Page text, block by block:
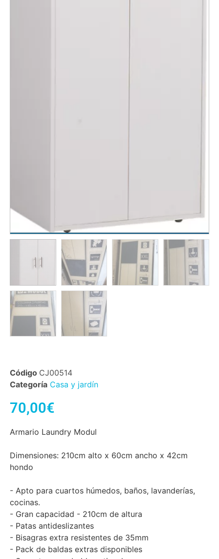
Código CJ00514
Categoría Casa y jardín
70,00€
Armario Laundry Modul
Dimensiones: 210cm alto x 60cm ancho x 42cm
hondo
- Apto para cuartos húmedos, baños, lavanderías,
cocinas.
- Gran capacidad - 210cm de altura
- Patas antideslizantes
- Bisagras extra resistentes de 35mm
- Pack de baldas extras disponibles